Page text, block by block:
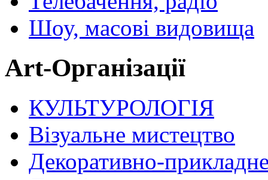
Шоу, масові видовища
Art-Організації
КУЛЬТУРОЛОГІЯ
Візуальне мистецтво
Декоративно-